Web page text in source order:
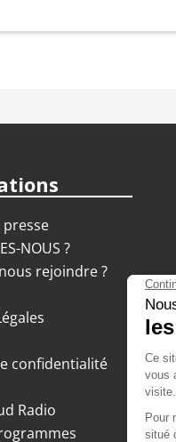
NOUS ?
rejoindre ?
confidentialité
Radio